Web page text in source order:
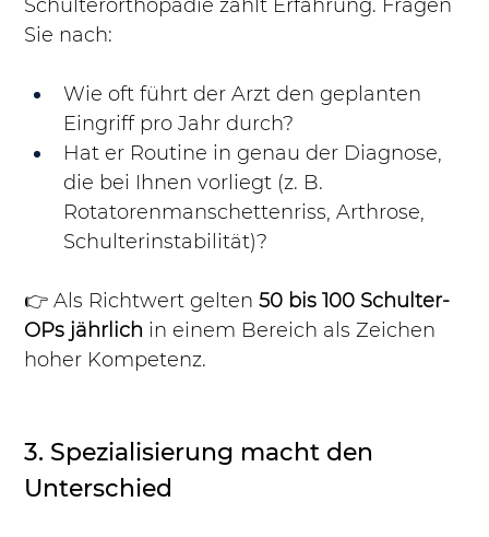
Schulterorthopädie zählt Erfahrung. Fragen
Sie nach:
Wie oft führt der Arzt den geplanten
Eingriff pro Jahr durch?
Hat er Routine in genau der Diagnose,
die bei Ihnen vorliegt (z. B.
Rotatorenmanschettenriss, Arthrose,
Schulterinstabilität)?
👉 Als Richtwert gelten 50 bis 100 Schulter-
OPs jährlich in einem Bereich als Zeichen
hoher Kompetenz.
3. Spezialisierung macht den
Unterschied